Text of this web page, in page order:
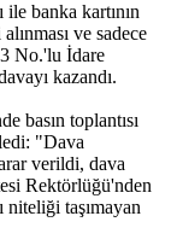
banka kartının
ve sadece
No.'lu İdare
kazandı.
basın toplantısı
"Dava
verildi, dava
Rektörlüğü'nden
niteliği taşımayan